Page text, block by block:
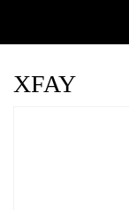
main
XFAY